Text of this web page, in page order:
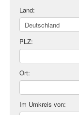
Land:
PLZ:
Ort:
Im Umkreis von: